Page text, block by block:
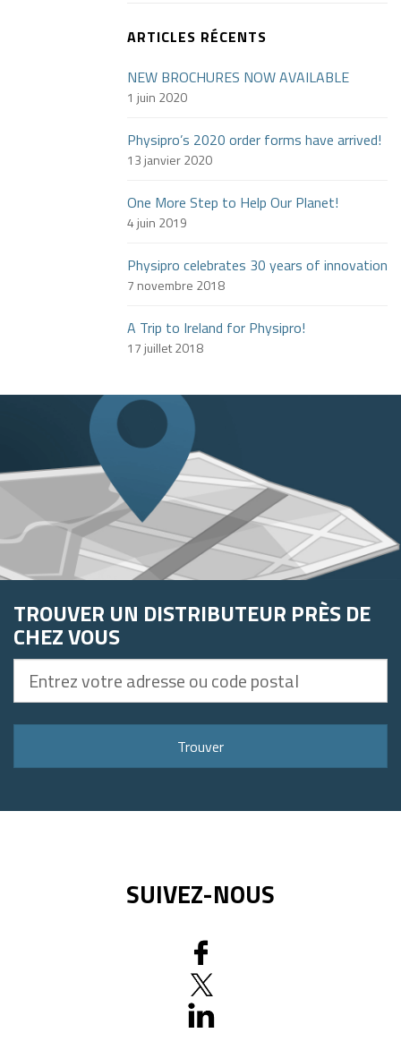
ARTICLES RÉCENTS
NEW BROCHURES NOW AVAILABLE
1 juin 2020
Physipro’s 2020 order forms have arrived!
13 janvier 2020
One More Step to Help Our Planet!
4 juin 2019
Physipro celebrates 30 years of innovation
7 novembre 2018
A Trip to Ireland for Physipro!
17 juillet 2018
TROUVER UN DISTRIBUTEUR PRÈS DE
CHEZ VOUS
votre
Trouver
SUIVEZ-NOUS